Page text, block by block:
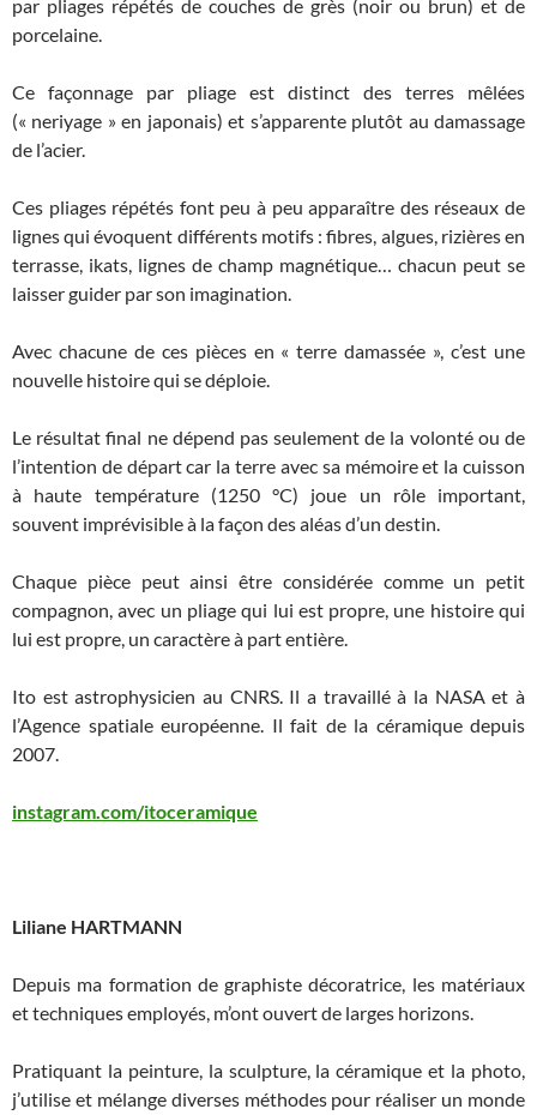
par pliages répétés de couches de grès (noir ou brun) et de
porcelaine.
Ce façonnage par pliage est distinct des terres mêlées
(« neriyage » en japonais) et s’apparente plutôt au damassage
de l’acier.
Ces pliages répétés font peu à peu apparaître des réseaux de
lignes qui évoquent différents motifs : fibres, algues, rizières en
terrasse, ikats, lignes de champ magnétique… chacun peut se
laisser guider par son imagination.
Avec chacune de ces pièces en « terre damassée », c’est une
nouvelle histoire qui se déploie.
Le résultat final ne dépend pas seulement de la volonté ou de
l’intention de départ car la terre avec sa mémoire et la cuisson
à haute température (1250 °C) joue un rôle important,
souvent imprévisible à la façon des aléas d’un destin.
Chaque pièce peut ainsi être considérée comme un petit
compagnon, avec un pliage qui lui est propre, une histoire qui
lui est propre, un caractère à part entière.
Ito est astrophysicien au CNRS. Il a travaillé à la NASA et à
l’Agence spatiale européenne. Il fait de la céramique depuis
2007.
instagram.com/itoceramique
Liliane HARTMANN
Depuis ma formation de graphiste décoratrice, les matériaux
et techniques employés, m’ont ouvert de larges horizons.
Pratiquant la peinture, la sculpture, la céramique et la photo,
j’utilise et mélange diverses méthodes pour réaliser un monde